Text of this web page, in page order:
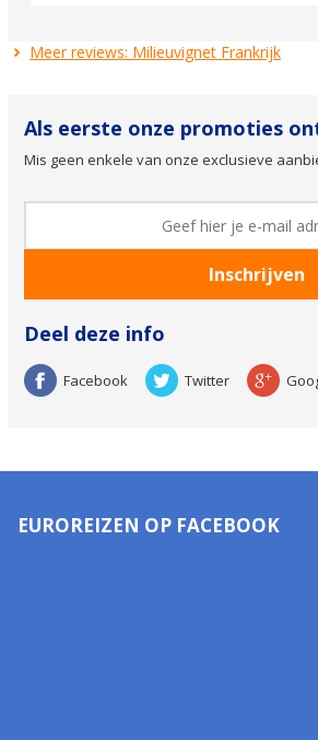
Meer reviews: Milieuvignet Frankrijk
Als eerste onze promoties
Mis geen enkele van onze exclusieve
Deel deze info
Facebook Twitter
EUROREIZEN OP FACEBOOK